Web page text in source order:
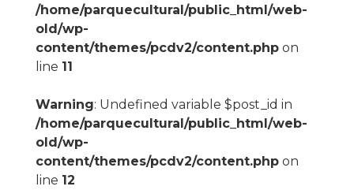
/home/parquecultural/public_html/web-
old/wp-
content/themes/pcdv2/content.phpon
line 11
Warning: Undefined variable $post_id in
/home/parquecultural/public_html/web-
old/wp-
content/themes/pcdv2/content.phpon
line 12